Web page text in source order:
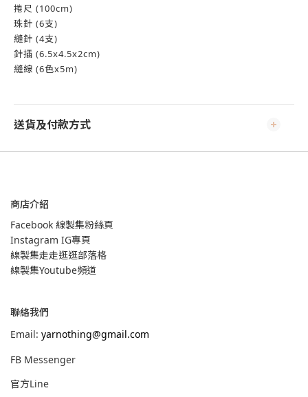
捲尺 (100cm)
珠針 (6支)
縫針 (4支)
針插 (6.5x4.5x2cm)
縫線 (6色x5m)
送貨及付款方式
商店介紹
Facebook 線製集粉絲頁
Instagram IG專頁
線製集走走逛逛部落格
線製集Youtube頻道
聯絡我們
Email: yarnothing@gmail.com
FB Messenger
官方Line